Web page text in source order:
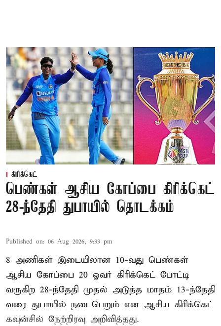
கிரிக்கெட்
பெண்கள் ஆசிய கோப்பை கிரிக்கெட்
28-ந்தேதி துபாயில் தொடக்கம்
Published on: 06 Aug 2026, 9:33 pm
8 அணிகள் இடையிலான 10-வது பெண்கள்
ஆசிய கோப்பை 20 ஓவர் கிரிக்கெட் போட்டி
வருகிற 28-ந்தேதி முதல் அடுத்த மாதம் 13-ந்தேதி
வரை துபாயில் நடைபெறும் என ஆசிய கிரிக்கெட்
கவுன்சில் நேற்றிரவு அறிவித்தது.